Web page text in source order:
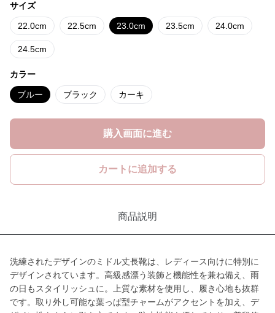
サイズ
22.0cm 22.5cm 23.0cm 23.5cm 24.0cm
24.5cm
カラー
ブルー ブラック カーキ
購入画面に進む
カートに追加する
商品説明
洗練されたデザインのミドル丈長靴は、レディース向けに特別に
デザインされています。高級感漂う装飾と機能性を兼ね備え、雨
の日もスタイリッシュに。上質な素材を使用し、履き心地も抜群
です。取り外し可能な葉っぱ型チャームがアクセントを加え、デ